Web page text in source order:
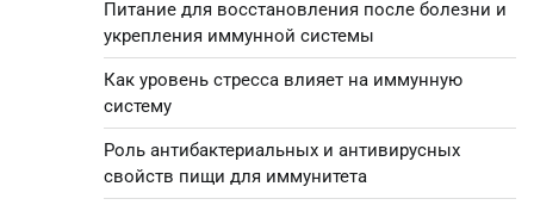
Питание для восстановления после болезни и
укрепления иммунной системы
Как уровень стресса влияет на иммунную
систему
Роль антибактериальных и антивирусных
свойств пищи для иммунитета